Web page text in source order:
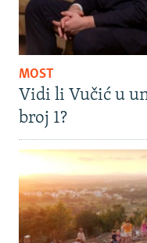
MOST
Vidi li Vučić u
broj 1?